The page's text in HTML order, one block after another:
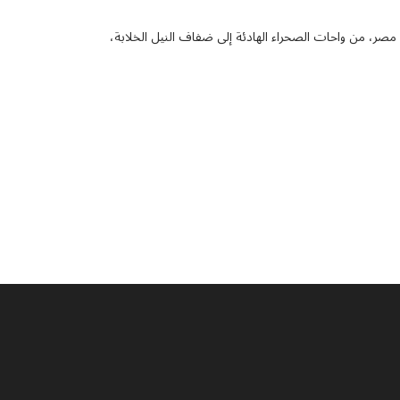
من واحات الصحراء الهادئة إلى ضفاف النيل الخلابة،